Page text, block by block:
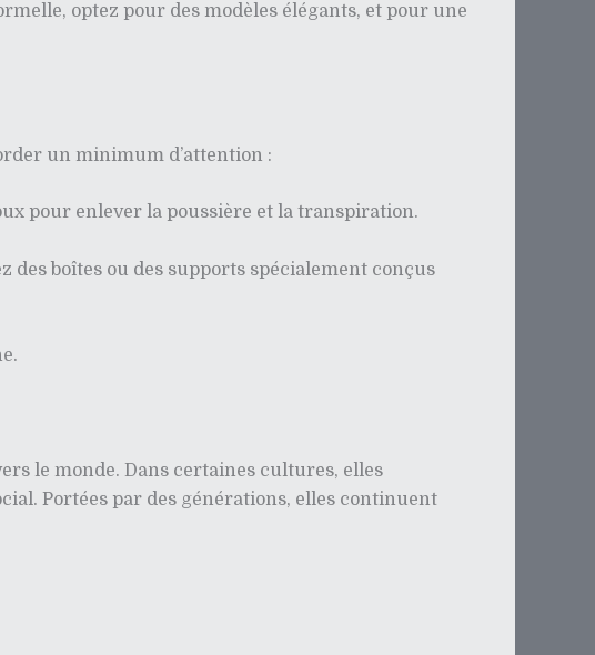
optez pour des modèles élégants, et pour une
un minimum d’attention :
pour enlever la poussière et la transpiration.
des boîtes ou des supports spécialement conçus
le monde. Dans certaines cultures, elles
Portées par des générations, elles continuent